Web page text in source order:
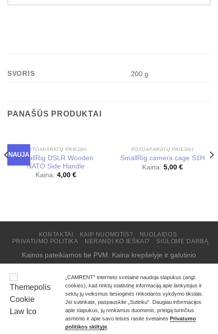
„CAMRENT“ interneto svetainė naudoja slapukus (angl.
cookies), kad rinktų statistinę informaciją apie lankytojus ir
sektų jų veiksmus tiesioginės rinkodaros vykdymo tikslais.
Jei sutinkate, paspauskite „Sutinku“. Daugiau informacijos
apie slapukus, jų renkamus duomenis, prieigą turinčius
asmenis ir apie savo teises rasite svetainės Privatumo
politikos skiltyje
SVORIS 200 g
PANAŠŪS PRODUKTAI
NAUJA
FOTOAPARATŲ PRIEDAI
SmallRig DSLR Wooden
NATO Side Handle
Kaina: 4,00 €
FOTOAPARATŲ PRIEDAI
SmallRig camera cage S1H
Kaina: 5,00 €
KONTAKTAI KAIP NUOMOTIS?
NUOLAIDOS
PRIVATUMO POLITIKA
NERANDI KO IEŠKAI? SIŪLOME DARBĄ
Kainos pateikiamos be PVM. Kaina krepšelyje ir galutinio
užsakymo suma – su įskaičiuotu 21% PVM.
Copyright 2026 ©CAMRENT